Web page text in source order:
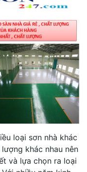
loại sơn nhà khác
khác nhau nên
và lựa chọn ra loại